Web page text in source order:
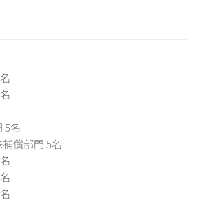
5名
償部門 5名